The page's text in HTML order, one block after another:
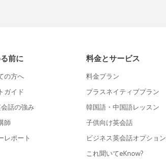
前に
の方へ
ガイド
話の強み
師
レポート
料金とサービス
料金プラン
プラスネイティブプラン
韓国語・中国語レッスン
子供向け英会話
ビジネス英会話オプション
これ聞いてeKnow?